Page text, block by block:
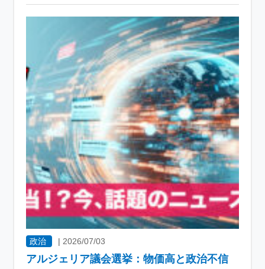
政治 |2026/07/03
アルジェリア議会選挙：物価高と政治不信